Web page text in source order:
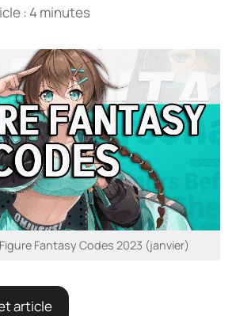
: 4 minutes
Fantasy Codes 2023 (janvier)
article